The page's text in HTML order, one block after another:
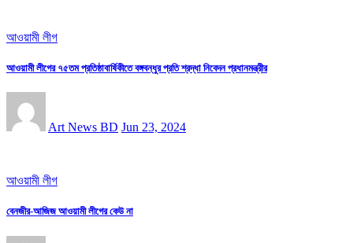
আওয়ামী লীগ
আওয়ামী লীগের ৭৫তম প্রতিষ্ঠাবার্ষিকীতে বঙ্গবন্ধুর প্রতি শ্রদ্ধা নিবেদন প্রধানমন্ত্রীর
Art News BD Jun 23, 2024
আওয়ামী লীগ
বেনজীর-আজিজ আওয়ামী লীগের কেউ না